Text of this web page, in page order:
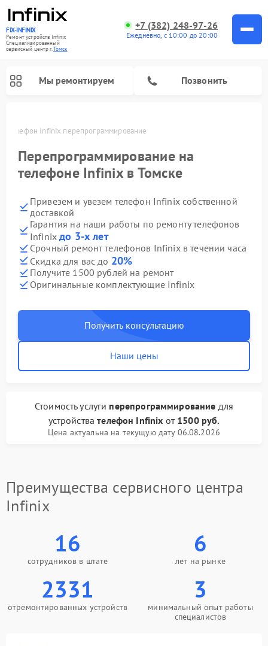
FIX-INFINIX
Ремонт устройств Infinix
Специализированный
cервисный центр г.Томск
+7 (382) 248-97-26
Ежедневно, с 10:00 до 20:00
Мы ремонтируем Позвонить
Телефон Infinix перепрограммирование
Перепрограммирование на
телефоне Infinix в Томске
Привезем и увезем телефон Infinix собственной
доставкой
Гарантия на наши работы по ремонту телефонов
Infinixдо 3-х лет
Срочный ремонт телефонов Infinix в течении часа
Скидка для вас до 20%
Получите 1500 рублей на ремонт
Оригинальные комплектующие Infinix
Получить консультацию
Наши цены
Стоимость услуги перепрограммирование для
устройствателефон Infinix от 1500 руб.
Цена актуальна на текущую дату 06.08.2026
Преимущества сервисного центра
Infinix
16
сотрудников в штате
6
лет на рынке
2331
отремонтированных устройств
3
минимальный опыт работы
специалистов